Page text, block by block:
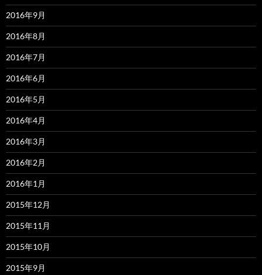
2016年9月
2016年8月
2016年7月
2016年6月
2016年5月
2016年4月
2016年3月
2016年2月
2016年1月
2015年12月
2015年11月
2015年10月
2015年9月